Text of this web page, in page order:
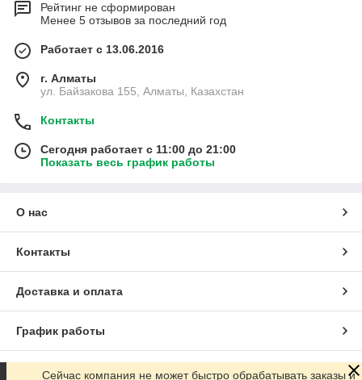
Рейтинг не сформирован
Менее 5 отзывов за последний год
Работает с 13.06.2016
г. Алматы
ул. Байзакова 155, Алматы, Казахстан
Контакты
Сегодня работает с 11:00 до 21:00
Показать весь график работы
О нас
Контакты
Доставка и оплата
График работы
Полная версия сайта
Сейчас компания не может быстро обрабатывать заказы и